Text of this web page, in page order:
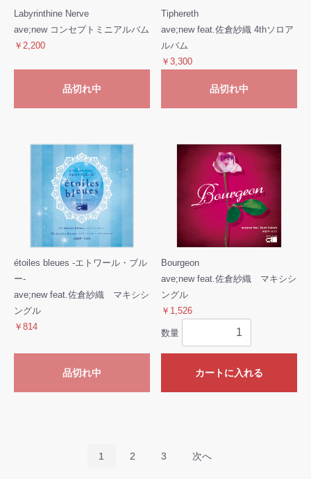
Labyrinthine Nerve
ave;new コンセプトミニアルバム
￥2,200
品切れ中
Tiphereth
ave;new feat.佐倉紗織 4thソロア
ルバム
￥3,300
品切れ中
étoiles bleues -エトワール・ブル
ー-
ave;new feat.佐倉紗織 マキシシ
ングル
￥814
品切れ中
Bourgeon
ave;new feat.佐倉紗織 マキシシ
ングル
￥1,526
数量
カートに入れる
1 2 3 次へ